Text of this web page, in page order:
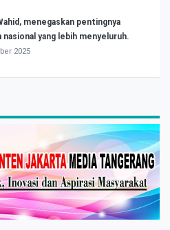
menegaskan pentingnya
nasional yang lebih menyeluruh.
2025